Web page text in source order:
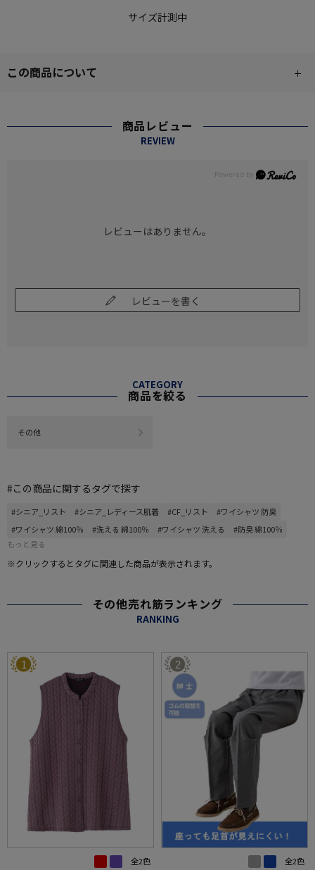
サイズ計測中
この商品について
商品レビュー
REVIEW
レビューはありません。
レビューを書く
CATEGORY
商品を絞る
その他
#この商品に関するタグで探す
#シニア_リスト #シニア_レディース肌着 #CF_リスト
#ワイシャツ 防臭
#ワイシャツ 綿100％
#洗える 綿100％ #ワイシャツ 洗える
#防臭 綿100％
もっと見る
※クリックするとタグに関連した商品が表示されます。
その他売れ筋ランキング
RANKING
1
全2色
2
全2色